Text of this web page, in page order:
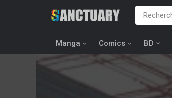
Manga Comics BD